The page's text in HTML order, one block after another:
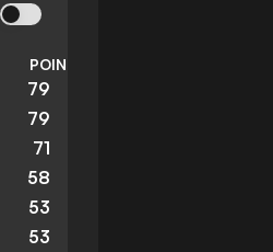
POIN
79
79
71
58
53
53